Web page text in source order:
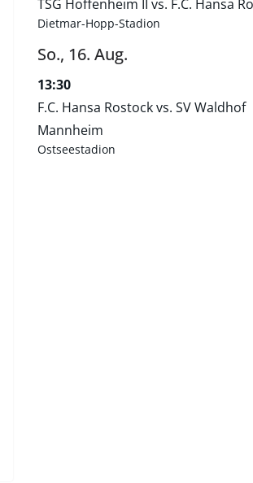
TSG Hoffenheim II vs. F.C. Hansa
Dietmar-Hopp-Stadion
So., 16. Aug.
13:30
F.C. Hansa Rostock vs. SV Waldhof
Mannheim
Ostseestadion